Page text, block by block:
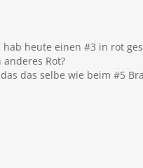
hab heute einen #3 in rot
anderes Rot?
das selbe wie beim #5